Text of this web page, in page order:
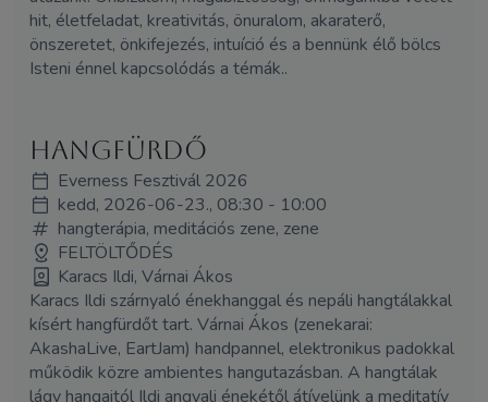
hit, életfeladat, kreativitás, önuralom, akaraterő,
önszeretet, önkifejezés, intuíció és a bennünk élő bölcs
Isteni énnel kapcsolódás a témák..
Hangfürdő
Everness Fesztivál 2026
kedd, 2026-06-23., 08:30 - 10:00
hangterápia, meditációs zene, zene
FELTÖLTŐDÉS
Karacs Ildi, Várnai Ákos
Karacs Ildi szárnyaló énekhanggal és nepáli hangtálakkal
kísért hangfürdőt tart. Várnai Ákos (zenekarai:
AkashaLive, EartJam) handpannel, elektronikus padokkal
működik közre ambientes hangutazásban. A hangtálak
lágy hangaitól Ildi angyali énekétől átívelünk a meditatív